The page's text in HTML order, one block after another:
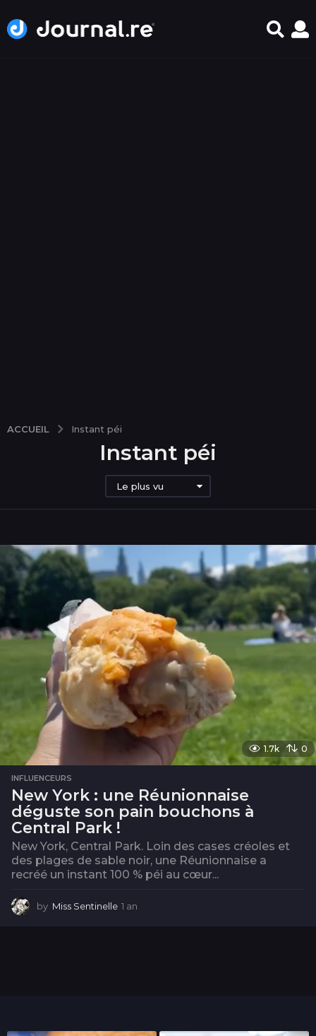
ACCUEIL Instant péi
Instant péi
Le plus vu
1.7k 0
INFLUENCEURS
New York : une Réunionnaise
déguste son pain bouchons à
Central Park !
New York, Central Park. Loin des cases créoles et
des plages de sable noir, une Réunionnaise a
recréé un instant 100 % péi au cœur...
by Miss Sentinelle 1 an